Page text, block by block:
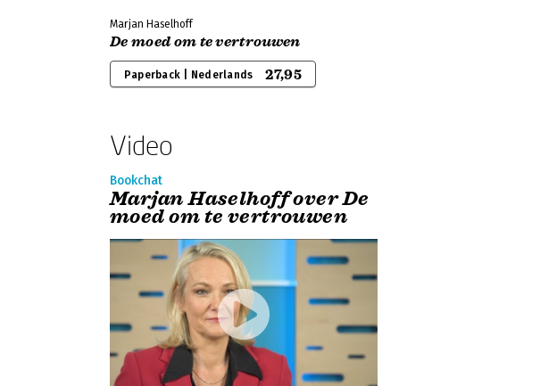
Marjan Haselhoff
De moed om te vertrouwen
Paperback | Nederlands 27,95
Video
Bookchat
Marjan Haselhoff over De
moed om te vertrouwen